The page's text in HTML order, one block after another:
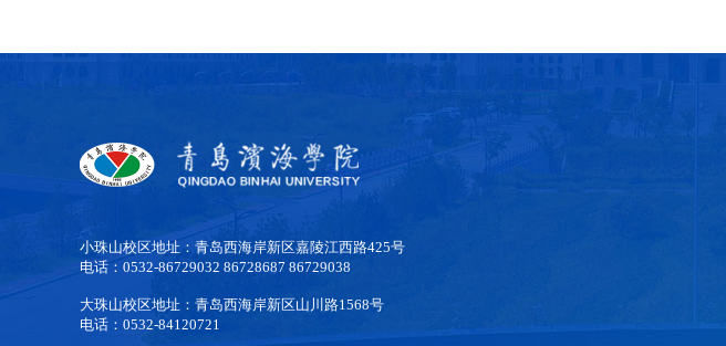
小珠山校区地址：青岛西海岸新区嘉陵江西路425号
电话：0532-86729032 86728687 86729038
大珠山校区地址：青岛西海岸新区山川路1568号
电话：0532-84120721